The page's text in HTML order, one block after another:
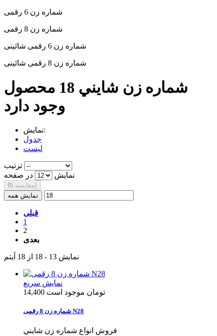
شماره زن 6 رقمی
شماره زن 8 رقمی
شماره زن 6 رقمی شائینی
شماره زن 8 رقمی شائینی
شماره زن شايني
18 محصول
وجود دارد
نمایش:
جدول
لیست
ترتیب
نمایش
در صفحه
مقایسه (0
)
نمایش همه
قبلی
1
2
بعدی
نمایش 13 - 18 از 18 آیتم
نمایش سریع
14,400 تومان موجود است
شماره زن 8 رقمی N28
فروش انواع شماره زن شايني